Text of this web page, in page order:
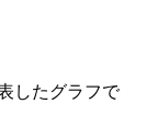
したグラフで